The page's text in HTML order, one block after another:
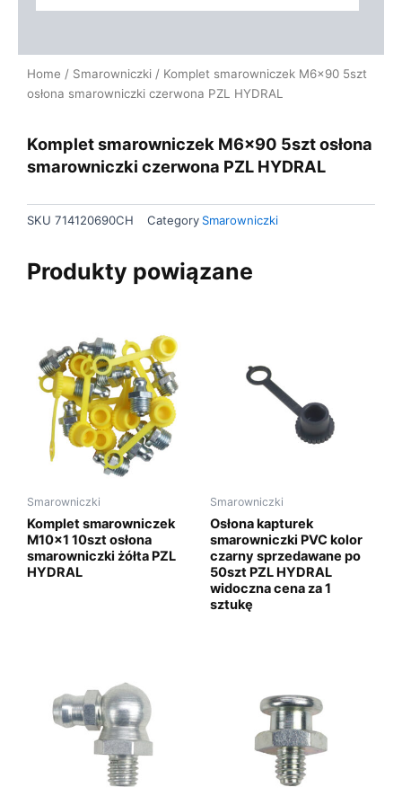
Home / Smarowniczki / Komplet smarowniczek M6x90 5szt
osłona smarowniczki czerwona PZL HYDRAL
Komplet smarowniczek M6x90 5szt osłona
smarowniczki czerwona PZL HYDRAL
SKU 714120690CH Category Smarowniczki
Produkty powiązane
Smarowniczki
Komplet smarowniczek
M10x1 10szt osłona
smarowniczki żółta PZL
HYDRAL
Smarowniczki
Osłona kapturek
smarowniczki PVC kolor
czarny sprzedawane po
50szt PZL HYDRAL
widoczna cena za 1
sztukę